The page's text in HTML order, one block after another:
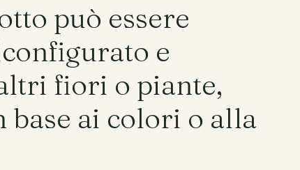
può essere
e
fiori o piante,
base ai colori o alla